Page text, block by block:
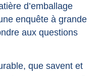
d’emballage
enquête à grande
aux questions
que savent et